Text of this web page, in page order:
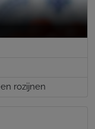
rozijnen